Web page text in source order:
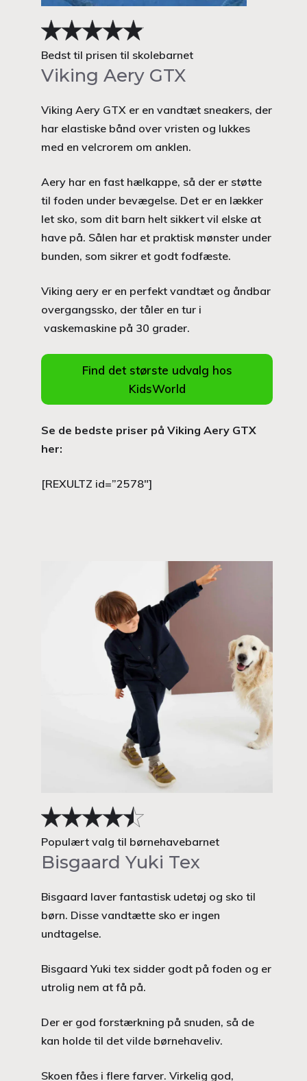
Bedst til prisen til skolebarnet
Viking Aery GTX
Viking Aery GTX er en vandtæt sneakers, der
har elastiske bånd over vristen og lukkes
med en velcrorem om anklen.
Aery har en fast hælkappe, så der er støtte
til foden under bevægelse. Det er en lækker
let sko, som dit barn helt sikkert vil elske at
have på. Sålen har et praktisk mønster under
bunden, som sikrer et godt fodfæste.
Viking aery er en perfekt vandtæt og åndbar
overgangssko, der tåler en tur i
vaskemaskine på 30 grader.
Find det største udvalg hos
KidsWorld
Se de bedste priser på Viking Aery GTX
her:
[REXULTZ id=”2578″]
Populært valg til børnehavebarnet
Bisgaard Yuki Tex
Bisgaard laver fantastisk udetøj og sko til
børn. Disse vandtætte sko er ingen
undtagelse.
Bisgaard Yuki tex sidder godt på foden og er
utrolig nem at få på.
Der er god forstærkning på snuden, så de
kan holde til det vilde børnehaveliv.
Skoen fåes i flere farver. Virkelig god,